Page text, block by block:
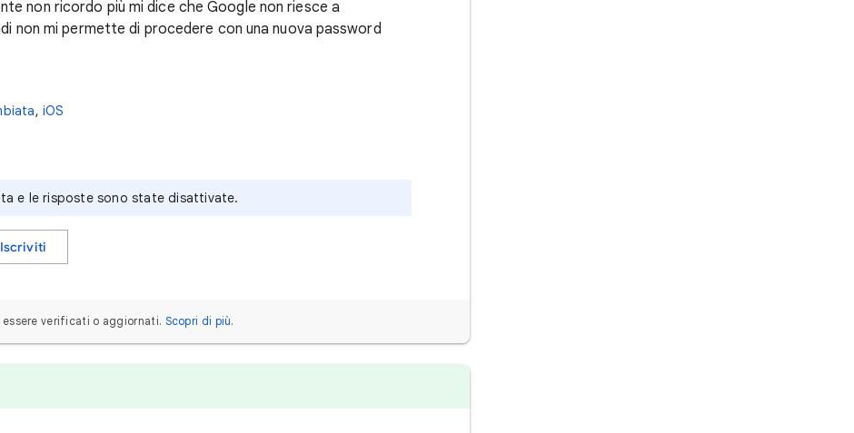
non ricordo più mi dice che Google non riesce a
non mi permette di procedere con una nuova password
, iOS
e le risposte sono state disattivate.
Iscriviti
verificati o aggiornati. Scopri di più.